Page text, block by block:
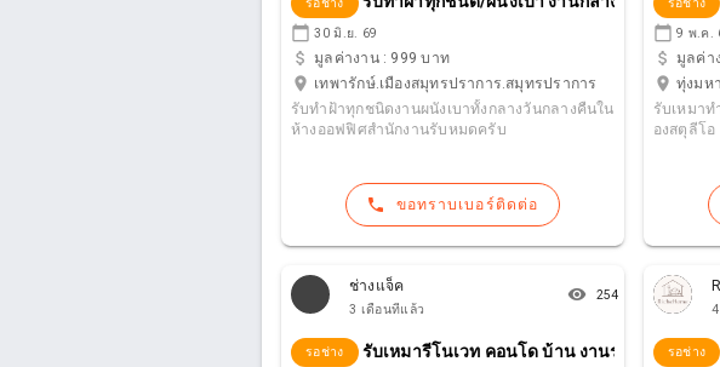
รณีทำสัญ
แบบ แปล
Q. ฟรี - ง
รี ขอเรียกเก็บคืนได้ เมื่อตกลงทำงาน คืนเต็มจำนว
น รายละเอียดการตรวจสอบ ที่ครอบคุมทั้งหมด มา
กกว่า บริ
น่นอน - ประเมินงบประมาณ ในการทำงาน ก่อนทำ
วามแข็งแรงทั่วไป - งา
ความเรียบร้
ฟ้า electricity งานระบบไฟฟ้า ตร
านตามปกติ - งานระบบประปา
บบประปา
ามเรียบร้อยและส่
อบการใช่งานต
calendar_today 30 มิ.ย. 69
attach_money มูลค่างาน : 999 บาท
location_on เทพารักษ์.เมืองสมุทรปราการ.สมุทรปราการ
รับทำฝ้าทุกชนิดงานผนังเบาทั้งกลางวันกลางคืนใน
ห้างออฟฟิศสำนักงานรับหมดครับ
phone ขอทราบเบอร์ติดต่อ
calendar_today 9 พ.ค.
attach_money มูลค่า
location_on ทุ่งมห
รับเหมาท
องสตุลีโอ
ช่างแจ็ค
3 เดือนที่แล้ว
remove_red_eye 254
รอช่าง
รับเหมารีโนเวท คอนโด บ้าน งานระบบ
รอช่าง